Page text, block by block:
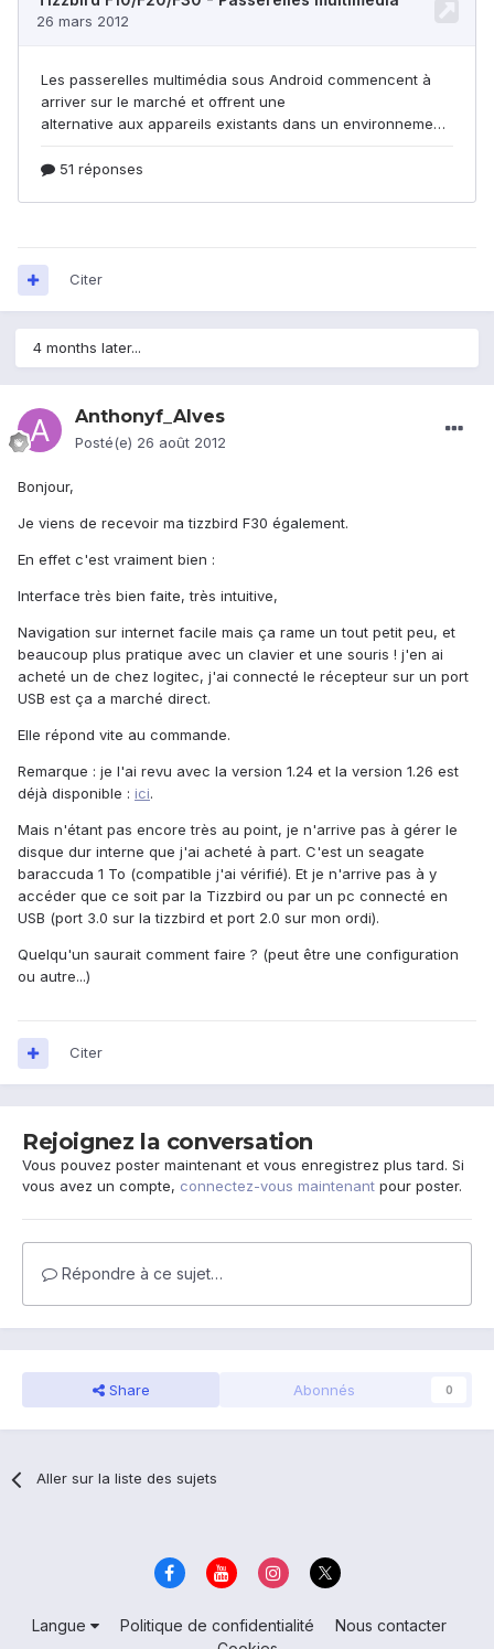
Citer
4 months later...
Anthonyf_Alves
Posté(e) 26 août 2012
Bonjour,
Je viens de recevoir ma tizzbird F30 également.
En effet c'est vraiment bien :
Interface très bien faite, très intuitive,
Navigation sur internet facile mais ça rame un tout petit peu, et
beaucoup plus pratique avec un clavier et une souris ! j'en ai
acheté un de chez logitec, j'ai connecté le récepteur sur un port
USB est ça a marché direct.
Elle répond vite au commande.
Remarque : je l'ai revu avec la version 1.24 et la version 1.26 est
déjà disponible : ici.
Mais n'étant pas encore très au point, je n'arrive pas à gérer le
disque dur interne que j'ai acheté à part. C'est un seagate
baraccuda 1 To (compatible j'ai vérifié). Et je n'arrive pas à y
accéder que ce soit par la Tizzbird ou par un pc connecté en
USB (port 3.0 sur la tizzbird et port 2.0 sur mon ordi).
Quelqu'un saurait comment faire ? (peut être une configuration
ou autre...)
Citer
Rejoignez la conversation
Vous pouvez poster maintenant et vous enregistrez plus tard. Si
vous avez un compte, connectez-vous maintenant pour poster.
Répondre à ce sujet…
Share Abonnés 0
Aller sur la liste des sujets
Langue Politique de confidentialité
Nous contacter